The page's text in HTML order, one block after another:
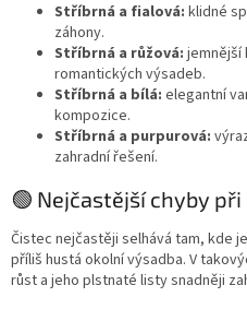
Stříbrná a fialová: klidné
záhony.
Stříbrná a růžová: jemnější
romantických výsadeb.
Stříbrná a bílá: elegantní
kompozice.
Stříbrná a purpurová:
zahradní řešení.
🟢 Nejčastější chyby
Čistec nejčastěji selhává tam, kde
příliš hustá okolní výsadba. V
růst a jeho plstnaté listy snadněji